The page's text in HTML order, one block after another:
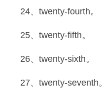
24、twenty-fourth。
25、twenty-fifth。
26、twenty-sixth。
27、twenty-seventh。